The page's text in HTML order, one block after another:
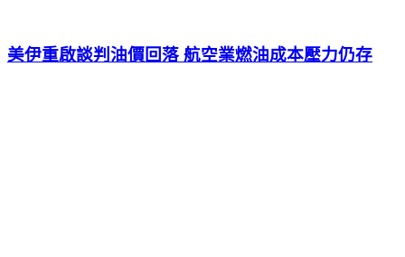
美伊重啟談判油價回落 航空業燃油成本壓力仍存